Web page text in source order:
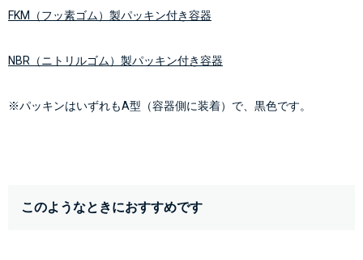
FKM（フッ素ゴム）製パッキン付き容器
NBR（ニトリルゴム）製パッキン付き容器
※パッキンはいずれもA型（容器側に装着）で、黒色です。
このようなときにおすすめです